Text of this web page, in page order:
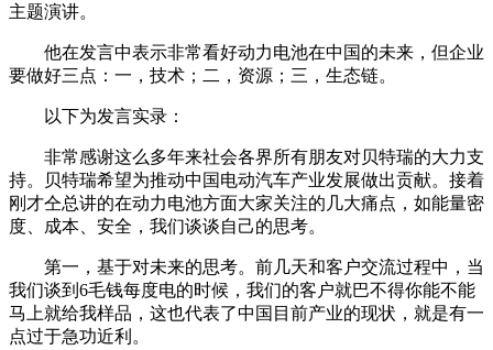
主题演讲。
他在发言中表示非常看好动力电池在中国的未来，但企业
要做好三点：一，技术；二，资源；三，生态链。
以下为发言实录：
非常感谢这么多年来社会各界所有朋友对贝特瑞的大力支
持。贝特瑞希望为推动中国电动汽车产业发展做出贡献。接着
刚才仝总讲的在动力电池方面大家关注的几大痛点，如能量密
度、成本、安全，我们谈谈自己的思考。
第一，基于对未来的思考。前几天和客户交流过程中，当
我们谈到6毛钱每度电的时候，我们的客户就巴不得你能不能
马上就给我样品，这也代表了中国目前产业的现状，就是有一
点过于急功近利。